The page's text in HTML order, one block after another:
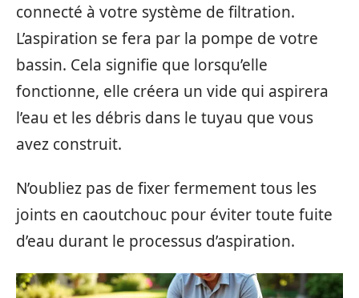
connecté à votre système de filtration.
L’aspiration se fera par la pompe de votre
bassin. Cela signifie que lorsqu’elle
fonctionne, elle créera un vide qui aspirera
l’eau et les débris dans le tuyau que vous
avez construit.
N’oubliez pas de fixer fermement tous les
joints en caoutchouc pour éviter toute fuite
d’eau durant le processus d’aspiration.